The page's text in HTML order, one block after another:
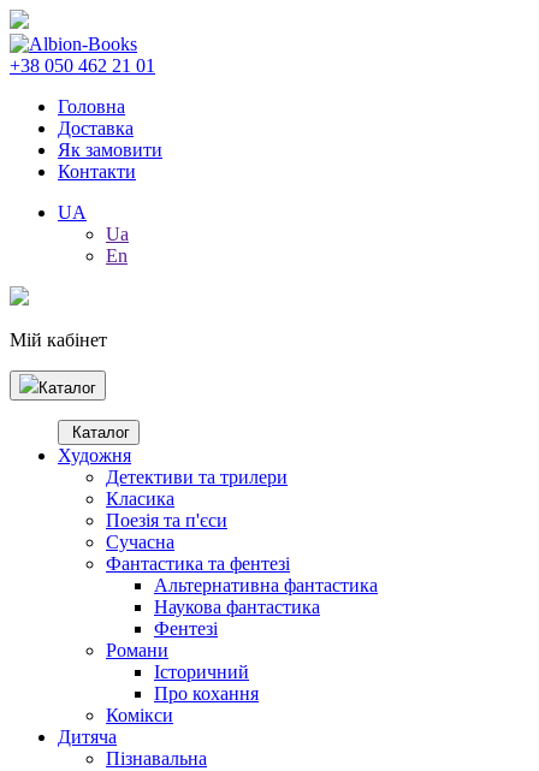
+38 050 462 21 01
Головна
Доставка
Як замовити
Контакти
UA
Ua
En
Мій кабінет
Каталог
Каталог
Художня
Детективи та трилери
Класика
Поезія та п'єси
Сучасна
Фантастика та фентезі
Альтернативна фантастика
Наукова фантастика
Фентезі
Романи
Історичний
Про кохання
Комікси
Дитяча
Пізнавальна